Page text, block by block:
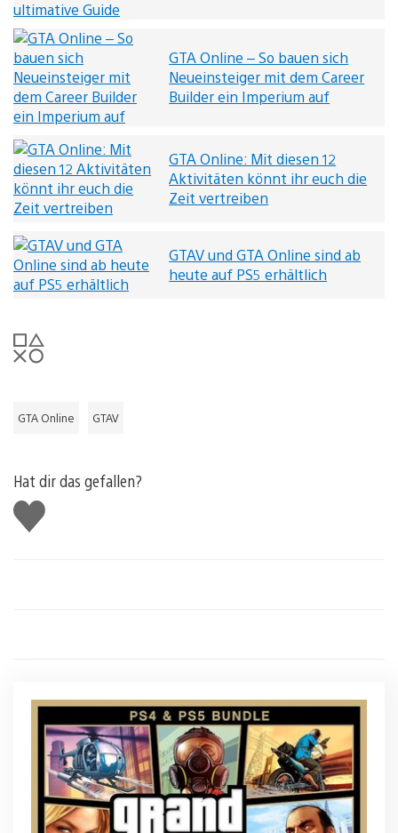
GTA Online – So bauen sich
Neueinsteiger mit dem Career
Builder ein Imperium auf
GTA Online: Mit diesen 12
Aktivitäten könnt ihr euch die
Zeit vertreiben
GTAV und GTA Online sind ab
heute auf PS5 erhältlich
GTA Online GTAV
Hat dir das gefallen?
Gefällt
mir